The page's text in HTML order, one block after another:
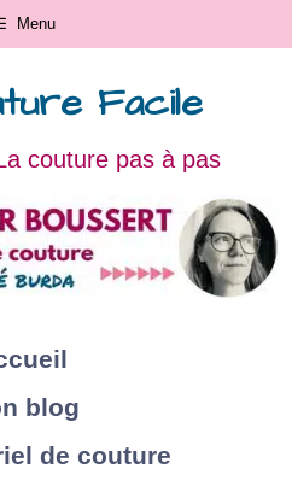
Menu
Facile
couture pas à pas
blog
de couture